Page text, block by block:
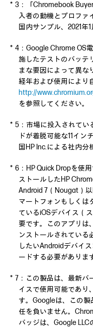
＊3：「Chromebook
入者の動機とプロファ
国内サンプル、2021年1
＊4：Google Chrome OS
施したテストのバッテ
まな要因によって異な
経年および使用により
http://
を参照してください。
＊5：市場に投入されて
ドが着脱可能な11イン
国HP Inc.による社内分
＊6：HP Quick Dropを使
ストールしたHP
Android 7（Nougat）
マートフォンもしくは
ているiOSデバイス（
要です。このアプリは
ンストールされている
したいAndroidデバイ
ードする必要がありま
＊7：この製品は、最新
イスで使用可能であり
す。Googleは、この
任を負いません。
バッジは、Google LLC